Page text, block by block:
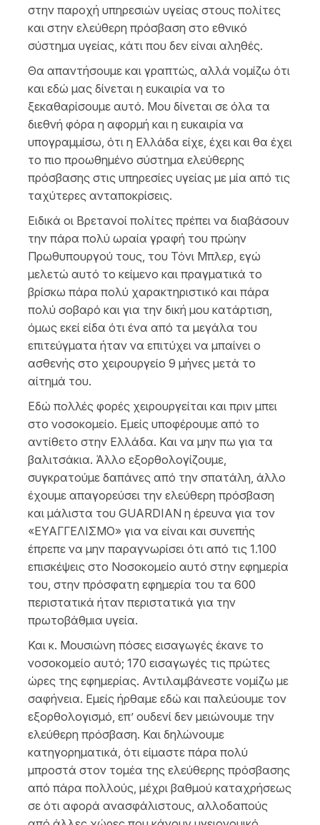
στην παροχή υπηρεσιών υγείας στους πολίτες
και στην ελεύθερη πρόσβαση στο εθνικό
σύστημα υγείας, κάτι που δεν είναι αληθές.
Θα απαντήσουμε και γραπτώς, αλλά νομίζω ότι
και εδώ μας δίνεται η ευκαιρία να το
ξεκαθαρίσουμε αυτό. Μου δίνεται σε όλα τα
διεθνή φόρα η αφορμή και η ευκαιρία να
υπογραμμίσω, ότι η Ελλάδα είχε, έχει και θα έχει
το πιο προωθημένο σύστημα ελεύθερης
πρόσβασης στις υπηρεσίες υγείας με μία από τις
ταχύτερες ανταποκρίσεις.
Ειδικά οι Βρετανοί πολίτες πρέπει να διαβάσουν
την πάρα πολύ ωραία γραφή του πρώην
Πρωθυπουργού τους, του Τόνι Μπλερ, εγώ
μελετώ αυτό το κείμενο και πραγματικά το
βρίσκω πάρα πολύ χαρακτηριστικό και πάρα
πολύ σοβαρό και για την δική μου κατάρτιση,
όμως εκεί είδα ότι ένα από τα μεγάλα του
επιτεύγματα ήταν να επιτύχει να μπαίνει ο
ασθενής στο χειρουργείο 9 μήνες μετά το
αίτημά του.
Εδώ πολλές φορές χειρουργείται και πριν μπει
στο νοσοκομείο. Εμείς υποφέρουμε από το
αντίθετο στην Ελλάδα. Και να μην πω για τα
βαλιτσάκια. Άλλο εξορθολογίζουμε,
συγκρατούμε δαπάνες από την σπατάλη, άλλο
έχουμε απαγορεύσει την ελεύθερη πρόσβαση
και μάλιστα του GUARDIAN η έρευνα για τον
«ΕΥΑΓΓΕΛΙΣΜΟ» για να είναι και συνεπής
έπρεπε να μην παραγνωρίσει ότι από τις 1.100
επισκέψεις στο Νοσοκομείο αυτό στην εφημερία
του, στην πρόσφατη εφημερία του τα 600
περιστατικά ήταν περιστατικά για την
πρωτοβάθμια υγεία.
Και κ. Μουσιώνη πόσες εισαγωγές έκανε το
νοσοκομείο αυτό; 170 εισαγωγές τις πρώτες
ώρες της εφημερίας. Αντιλαμβάνεστε νομίζω με
σαφήνεια. Εμείς ήρθαμε εδώ και παλεύουμε τον
εξορθολογισμό, επ’ ουδενί δεν μειώνουμε την
ελεύθερη πρόσβαση. Και δηλώνουμε
κατηγορηματικά, ότι είμαστε πάρα πολύ
μπροστά στον τομέα της ελεύθερης πρόσβασης
από πάρα πολλούς, μέχρι βαθμού καταχρήσεως
σε ότι αφορά ανασφάλιστους, αλλοδαπούς